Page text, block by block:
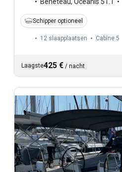
Schipper optioneel
12 slaapplaatsen Cabine 5
Laagste425 € / nacht